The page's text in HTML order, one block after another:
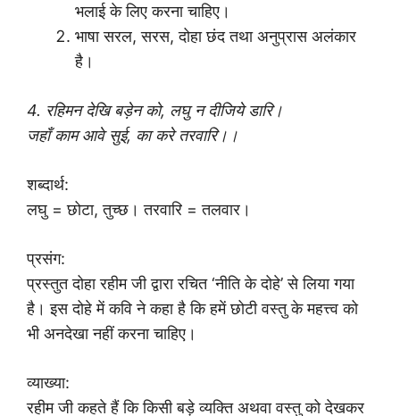
भलाई के लिए करना चाहिए।
भाषा सरल, सरस, दोहा छंद तथा अनुप्रास अलंकार
है।
4. रहिमन देखि बड़ेन को, लघु न दीजिये डारि।
जहाँ काम आवे सुई, का करे तरवारि।।
शब्दार्थ:
लघु = छोटा, तुच्छ। तरवारि = तलवार।
प्रसंग:
प्रस्तुत दोहा रहीम जी द्वारा रचित ‘नीति के दोहे’ से लिया गया
है। इस दोहे में कवि ने कहा है कि हमें छोटी वस्तु के महत्त्व को
भी अनदेखा नहीं करना चाहिए।
व्याख्या:
रहीम जी कहते हैं कि किसी बड़े व्यक्ति अथवा वस्तु को देखकर